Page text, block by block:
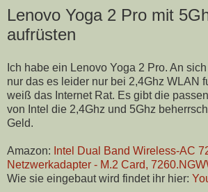
Lenovo Yoga 2 Pro mit
aufrüsten
Ich habe ein Lenovo Yoga 2 Pro. An
nur das es leider nur bei 2,4Ghz WLAN
weiß das Internet Rat. Es gibt die
von Intel die 2,4Ghz und 5Ghz
Geld.
Amazon: Intel Dual Band Wireless-AC
Netzwerkadapter - M.2 Card,
Wie sie eingebaut wird findet ihr hier: